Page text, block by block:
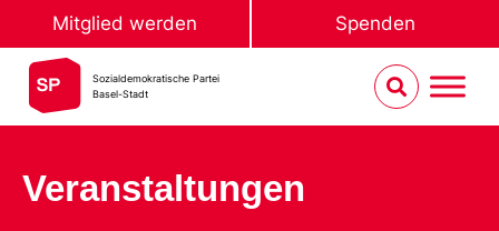
Mitglied werden Spenden
Sozialdemokratische Partei
Basel-Stadt
Veranstaltungen